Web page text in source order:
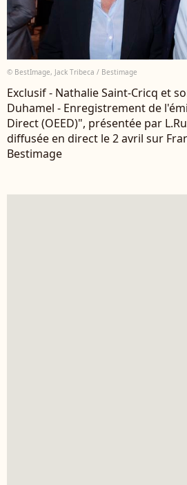
© BestImage, Jack Tribeca / Bestimage
Exclusif - Nathalie Saint-Cricq et
Duhamel - Enregistrement de
Direct (OEED)", présentée par
diffusée en direct le 2 avril sur
Bestimage